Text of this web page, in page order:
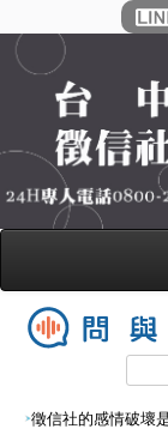
徵信社的感情破壞